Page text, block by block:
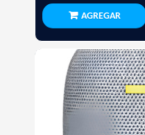
AGREGAR